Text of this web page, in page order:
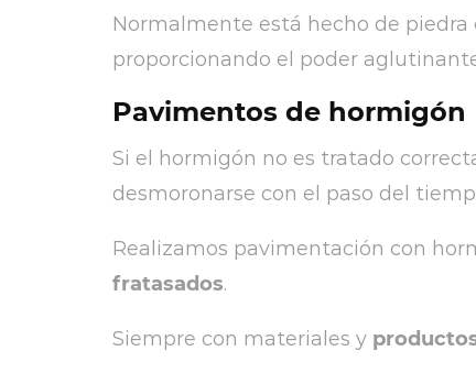
Normalmente está hecho de
proporcionando el poder
Pavimentos de hormigón
Si el hormigón no es tratado
desmoronarse con el paso del
Realizamos pavimentación con
fratasados.
Siempre con materiales y